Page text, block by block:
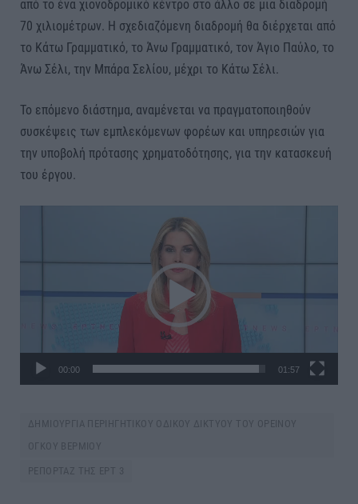
από το ένα χιονοδρομικό κέντρο στο άλλο σε μια διαδρομή
70 χιλιομέτρων. Η σχεδιαζόμενη διαδρομή θα διέρχεται από
το Κάτω Γραμματικό, το Άνω Γραμματικό, τον Άγιο Παύλο, το
Άνω Σέλι, την Μπάρα Σελίου, μέχρι το Κάτω Σέλι.
Το επόμενο διάστημα, αναμένεται να πραγματοποιηθούν
συσκέψεις των εμπλεκόμενων φορέων και υπηρεσιών για
την υποβολή πρότασης χρηματοδότησης, για την κατασκευή
του έργου.
Βίντεο
00:00 01:57
ΔΗΜΙΟΥΡΓΙΑ ΠΕΡΙΗΓΗΤΙΚΟΥ ΟΔΙΚΟΥ ΔΙΚΤΥΟΥ ΤΟΥ ΟΡΕΙΝΟΥ
ΟΓΚΟΥ ΒΕΡΜΙΟΥ
ΡΕΠΟΡΤΑΖ ΤΗΣ ΕΡΤ 3